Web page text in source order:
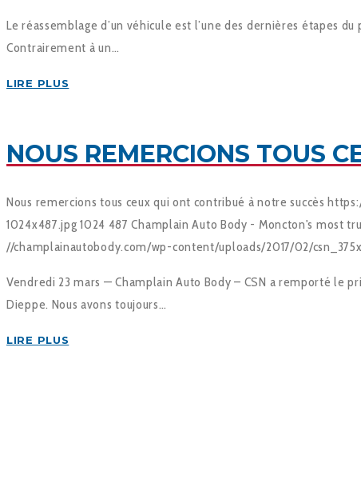
Le réassemblage d’un véhicule est l’une des dernières étapes
Contrairement à un…
LIRE PLUS
NOUS REMERCIONS TOUS
Nous remercions tous ceux qui ont contribué à notre succès
1024x487.jpg 1024 487 Champlain Auto Body - Moncton's most
//champlainautobody.com/wp-content/uploads/2017/02/
Vendredi 23 mars — Champlain Auto Body – CSN a remporté le
Dieppe. Nous avons toujours…
LIRE PLUS